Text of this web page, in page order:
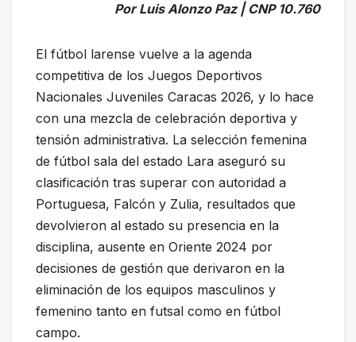
Por Luis Alonzo Paz | CNP 10.760
El fútbol larense vuelve a la agenda
competitiva de los Juegos Deportivos
Nacionales Juveniles Caracas 2026, y lo hace
con una mezcla de celebración deportiva y
tensión administrativa. La selección femenina
de fútbol sala del estado Lara aseguró su
clasificación tras superar con autoridad a
Portuguesa, Falcón y Zulia, resultados que
devolvieron al estado su presencia en la
disciplina, ausente en Oriente 2024 por
decisiones de gestión que derivaron en la
eliminación de los equipos masculinos y
femenino tanto en futsal como en fútbol
campo.